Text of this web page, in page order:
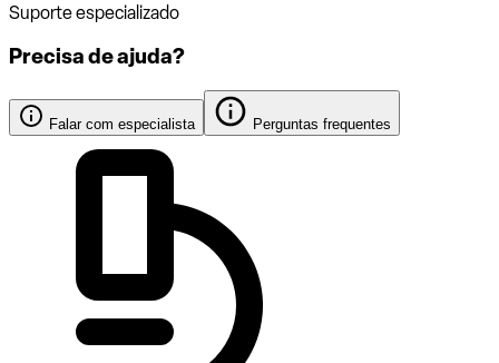
Suporte especializado
Precisa de ajuda?
Falar com especialista Perguntas frequentes